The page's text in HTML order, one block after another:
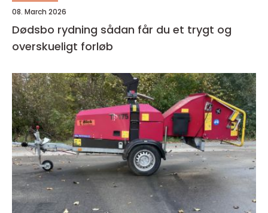
08. March 2026
Dødsbo rydning sådan får du et trygt og
overskueligt forløb